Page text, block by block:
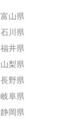
富山県
石川県
福井県
山梨県
長野県
岐阜県
静岡県